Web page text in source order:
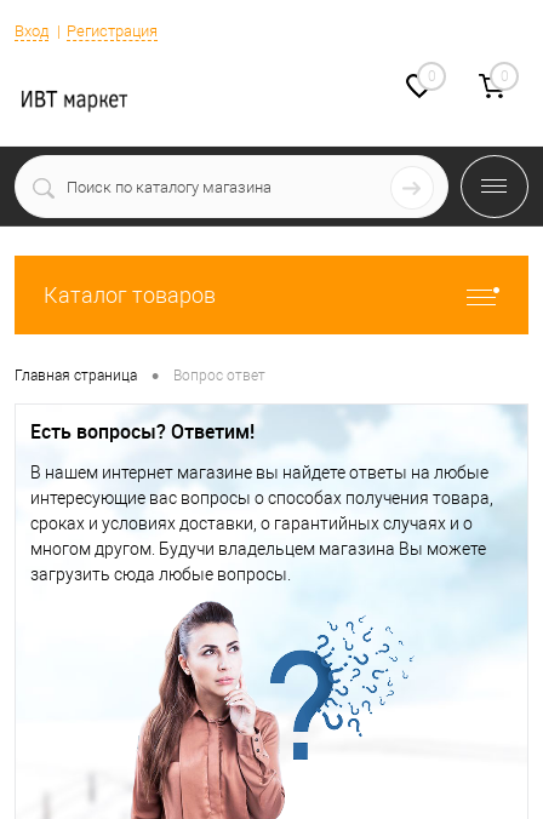
Вход Регистрация
0 0
Каталог товаров
Главная страница • Вопрос ответ
Есть вопросы? Ответим!
В нашем интернет магазине вы найдете ответы на любые
интересующие вас вопросы о способах получения товара,
сроках и условиях доставки, о гарантийных случаях и о
многом другом. Будучи владельцем магазина Вы можете
загрузить сюда любые вопросы.